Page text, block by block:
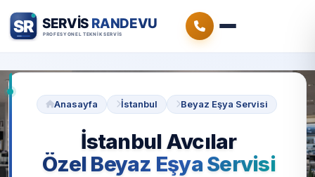
Anasayfa İstanbul Beyaz Eşya Servisi
İstanbul Avcılar
Özel Beyaz Eşya Servisi